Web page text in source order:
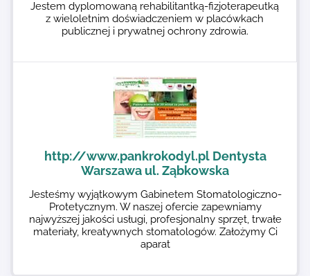
Jestem dyplomowaną rehabilitantką-fizjoterapeutką
z wieloletnim doświadczeniem w placówkach
publicznej i prywatnej ochrony zdrowia.
http://www.pankrokodyl.pl Dentysta
Warszawa ul. Ząbkowska
Jesteśmy wyjątkowym Gabinetem Stomatologiczno-
Protetycznym. W naszej ofercie zapewniamy
najwyższej jakości usługi, profesjonalny sprzęt, trwałe
materiały, kreatywnych stomatologów. Założymy Ci
aparat